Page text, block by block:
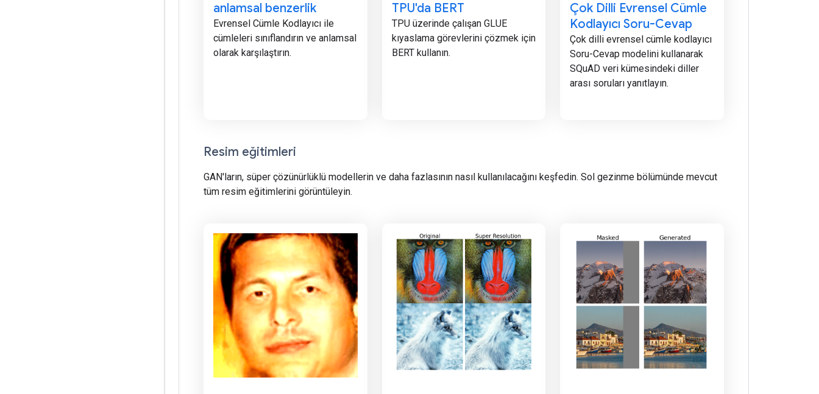
anlamsal benzerlik
Evrensel Cümle Kodlayıcı ile
cümleleri sınıflandırın ve anlamsal
olarak karşılaştırın.
TPU'da BERT
TPU üzerinde çalışan GLUE
kıyaslama görevlerini çözmek için
BERT kullanın.
Çok Dilli Evrensel Cümle
Kodlayıcı Soru-Cevap
Çok dilli evrensel cümle kodlayıcı
Soru-Cevap modelini kullanarak
SQuAD veri kümesindeki diller
arası soruları yanıtlayın.
Resim eğitimleri
GAN'ların, süper çözünürlüklü modellerin ve daha fazlasının nasıl kullanılacağını keşfedin. Sol gezinme bölümünde mevcut
tüm resim eğitimlerini görüntüleyin.